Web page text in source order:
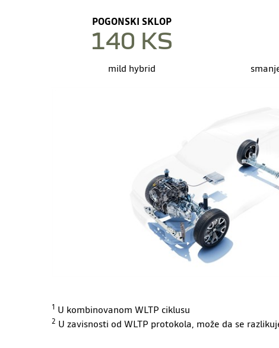
POGONSKI SKLOP
140 KS
mild hybrid
1 U kombinovanom WLTP ciklusu
2 U zavisnosti od WLTP protokola, može da se